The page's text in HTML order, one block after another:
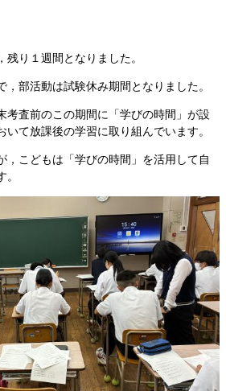
り１週間となりました。
部活動は試験休み期間となりました。
査前のこの期間に「学びの時間」が設
いて放課後の学習に取り組んでいます。
こどもは「学びの時間」を活用して自